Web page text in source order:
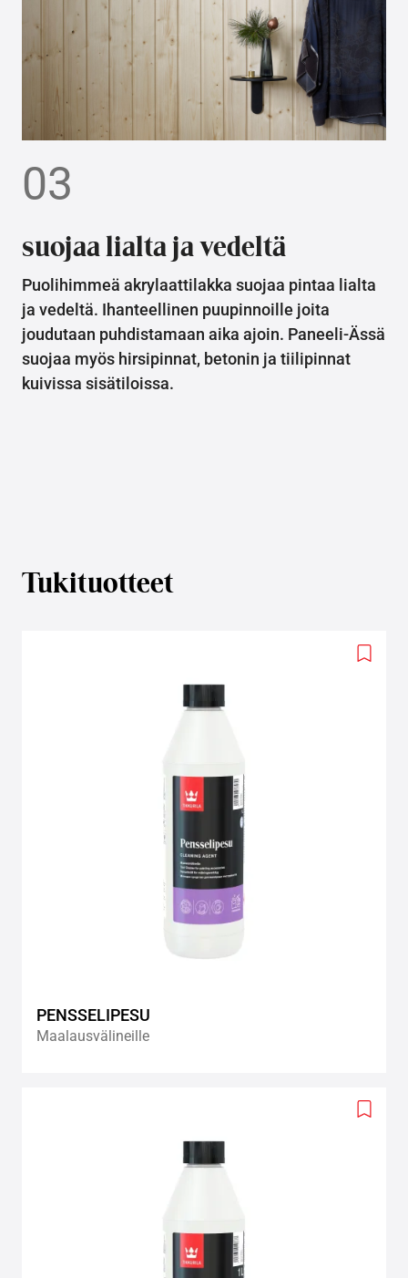
03
suojaa lialta ja vedeltä
Puolihimmeä akrylaattilakka suojaa pintaa lialta
ja vedeltä. Ihanteellinen puupinnoille joita
joudutaan puhdistamaan aika ajoin. Paneeli-Ässä
suojaa myös hirsipinnat, betonin ja tiilipinnat
kuivissa sisätiloissa.
Tukituotteet
Add
PENSSELIPESU
Maalausvälineille
Add